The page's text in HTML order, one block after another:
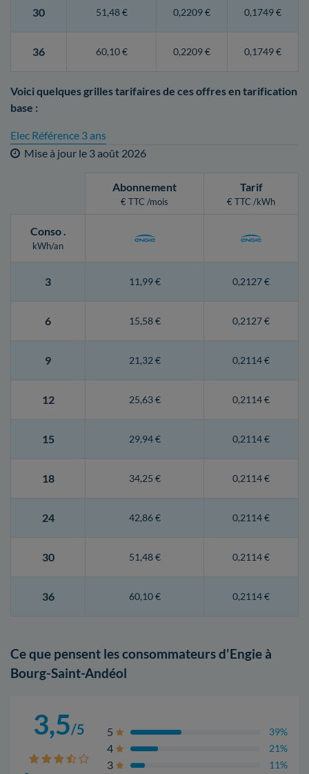
30 51,48 € 0,2209 € 0,1749 €
36 60,10 € 0,2209 € 0,1749 €
Voici quelques grilles tarifaires de ces offres en tarification
base :
Elec Référence 3 ans
Mise à jour le 3 août 2026
Abonnement
€ TTC /mois
Tarif
€ TTC /kWh
Conso.
kWh/an
3 11,99 € 0,2127 €
6 15,58 € 0,2127 €
9 21,32 € 0,2114 €
12 25,63 € 0,2114 €
15 29,94 € 0,2114 €
18 34,25 € 0,2114 €
24 42,86 € 0,2114 €
30 51,48 € 0,2114 €
36 60,10 € 0,2114 €
Ce que pensent les consommateurs d'Engie à
Bourg-Saint-Andéol
3,5/5 5 39%
4 21%
3 11%